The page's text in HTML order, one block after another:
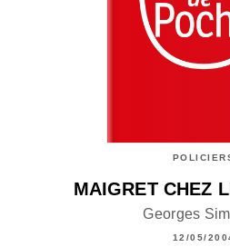
MAIGRET CHEZ
Georges
12/05/